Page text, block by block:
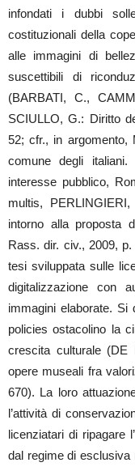
infondati i dubbi
costituzionali della
alle immagini di
suscettibili di
(BARBATI, C.,
SCIULLO, G.: Diritto
52; cfr., in argomento,
comune degli
interesse pubblico,
multis,
intorno alla proposta
Rass. dir. civ., 2009,
tesi sviluppata sulle
digitalizzazione con
immagini elaborate. Si
policies ostacolino la
crescita culturale (DE
opere museali fra
670). La loro
l’attività di
licenziatari di ripagare
dal regime di esclusiva